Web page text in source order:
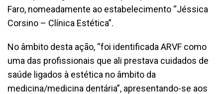
Faro, nomeadamente ao estabelecimento “Jéssica
Corsino – Clínica Estética”.
No âmbito desta ação, “foi identificada ARVF como
uma das profissionais que ali prestava cuidados de
saúde ligados à estética no âmbito da
medicina/medicina dentária”, apresentando-se aos